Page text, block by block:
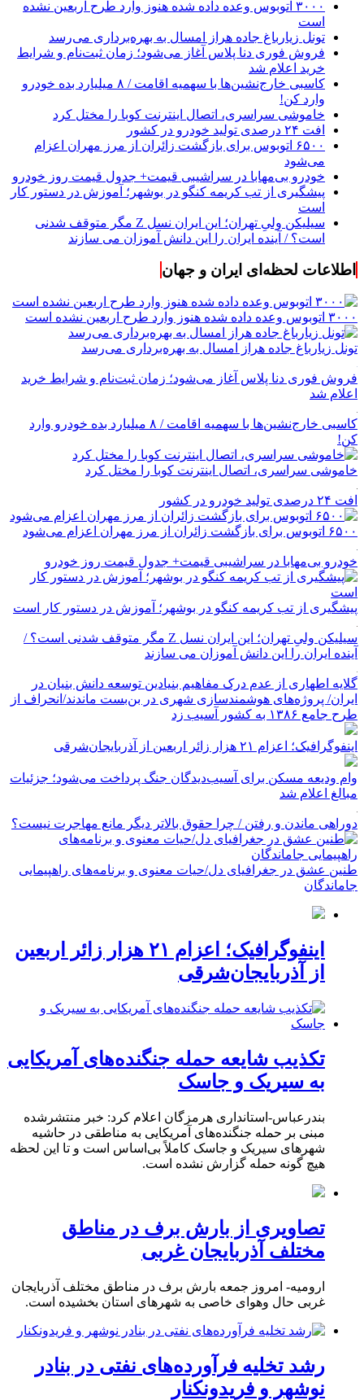
۳۰۰۰ اتوبوس وعده داده شده هنوز وارد طرح اربعین نشده
است
تونل زیارباغ جاده هراز امسال به بهره‌برداری می‌رسد
فروش فوری دنا پلاس آغاز می‌شود؛ زمان ثبت‌نام و شرایط
خرید اعلام شد
کاسبی خارج‌نشین‌ها با سهمیه اقامت / ۸ میلیارد بده خودرو
وارد کن!
خاموشی سراسری، اتصال اینترنت کوبا را مختل کرد
افت ۲۴ درصدی تولید خودرو در کشور
۶۵۰۰ اتوبوس برای بازگشت زائران از مرز مهران اعزام
می‌شود
خودرو بی‌مهابا در سراشیبی قیمت+ جدول قیمت روز خودرو
پیشگیری از تب کریمه کنگو در بوشهر؛ آموزش در دستور کار
است
سیلیکن ولیِ تهران؛ این ایران نسل Z مگر متوقف شدنی
است؟ / آینده ایران را این دانش آموزان می سازند
اطلاعات لحظه‌ای ایران و جهان
۳۰۰۰ اتوبوس وعده داده شده هنوز وارد طرح اربعین نشده است
تونل زیارباغ جاده هراز امسال به بهره‌برداری می‌رسد
فروش فوری دنا پلاس آغاز می‌شود؛ زمان ثبت‌نام و شرایط خرید
اعلام شد
کاسبی خارج‌نشین‌ها با سهمیه اقامت / ۸ میلیارد بده خودرو وارد
کن!
خاموشی سراسری، اتصال اینترنت کوبا را مختل کرد
افت ۲۴ درصدی تولید خودرو در کشور
۶۵۰۰ اتوبوس برای بازگشت زائران از مرز مهران اعزام می‌شود
خودرو بی‌مهابا در سراشیبی قیمت+ جدول قیمت روز خودرو
پیشگیری از تب کریمه کنگو در بوشهر؛ آموزش در دستور کار است
سیلیکن ولیِ تهران؛ این ایران نسل Z مگر متوقف شدنی است؟ /
آینده ایران را این دانش آموزان می سازند
گلایه اطهاری از عدم درک مفاهیم بنیادین توسعه دانش بنیان در
ایران/ پروژه‌های هوشمندسازی شهری در بن‌بست ماندند/انحراف از
طرح جامع ۱۳۸۶ به کشور آسیب زد
اینفوگرافیک؛ اعزام ۲۱ هزار زائر اربعین از آذربایجان‌شرقی
وام ودیعه مسکن برای آسیب‌دیدگان جنگ پرداخت می‌شود؛ جزئیات
مبالغ اعلام شد
دوراهی ماندن و رفتن / چرا حقوق بالاتر دیگر مانع مهاجرت نیست؟
طنین عشق در جغرافیای دل/حیات معنوی و برنامه‌های راهپیمایی
جاماندگان
اینفوگرافیک؛ اعزام ۲۱ هزار زائر اربعین
از آذربایجان‌شرقی
تکذیب شایعه حمله جنگنده‌های آمریکایی
به سیریک و جاسک
بندرعباس-استانداری هرمزگان اعلام کرد: خبر منتشرشده
مبنی بر حمله جنگنده‌های آمریکایی به مناطقی در حاشیه
شهرهای سیریک و جاسک کاملاً بی‌اساس است و تا این لحظه
هیچ گونه حمله گزارش نشده است.
تصاویری از بارش برف در مناطق
مختلف آذربایجان غربی
ارومیه- امروز جمعه بارش برف در مناطق مختلف آذربایجان
غربی حال وهوای خاصی به شهرهای استان بخشیده است.
رشد تخلیه فرآورده‌های نفتی در بنادر
نوشهر و فریدونکنار